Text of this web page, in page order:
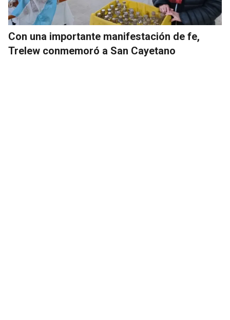
Con una importante manifestación de fe,
Trelew conmemoró a San Cayetano